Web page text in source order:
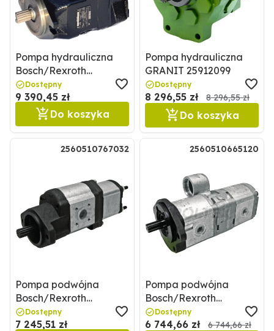
Pompa hydrauliczna
Bosch/Rexroth
256R902537833
Dostępny
9 390,45 zł
Do koszyka
Pompa hydrauliczna
GRANIT 25912099
Dostępny
8 296,55 zł 8 296,55 zł
Do koszyka
2560510767032
Pompa podwójna
Bosch/Rexroth
2560510767032
Dostępny
7 245,51 zł
2560510665120
Pompa podwójna
Bosch/Rexroth
2560510665120
Dostępny
6 744,66 zł 6 744,66 zł